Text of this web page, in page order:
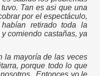
Tan es asi que una
por el espectáculo,
retirado toda la
comiendo castañas, ya
la mayoría de las veces
porque todo lo que
Entonces yo le